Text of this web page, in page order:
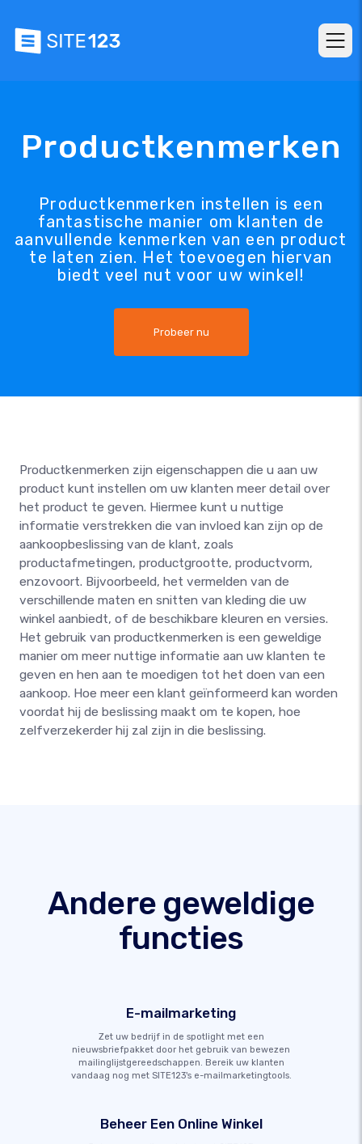
Productkenmerken
Productkenmerken instellen is een
fantastische manier om klanten de
aanvullende kenmerken van een product
te laten zien. Het toevoegen hiervan
biedt veel nut voor uw winkel!
Probeer nu
Productkenmerken zijn eigenschappen die u aan uw
product kunt instellen om uw klanten meer detail over
het product te geven. Hiermee kunt u nuttige
informatie verstrekken die van invloed kan zijn op de
aankoopbeslissing van de klant, zoals
productafmetingen, productgrootte, productvorm,
enzovoort. Bijvoorbeeld, het vermelden van de
verschillende maten en snitten van kleding die uw
winkel aanbiedt, of de beschikbare kleuren en versies.
Het gebruik van productkenmerken is een geweldige
manier om meer nuttige informatie aan uw klanten te
geven en hen aan te moedigen tot het doen van een
aankoop. Hoe meer een klant geïnformeerd kan worden
voordat hij de beslissing maakt om te kopen, hoe
zelfverzekerder hij zal zijn in die beslissing.
Andere geweldige
functies
E-mailmarketing
Zet uw bedrijf in de spotlight met een
nieuwsbriefpakket door het gebruik van bewezen
mailinglijstgereedschappen. Bereik uw klanten
vandaag nog met SITE123's e-mailmarketingtools.
Beheer Een Online Winkel